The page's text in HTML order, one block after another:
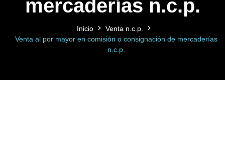
mercaderías n.c.p.
Inicio
Venta n.c.p.
Venta al por mayor en comisión o consignación de mercaderías
n.c.p.